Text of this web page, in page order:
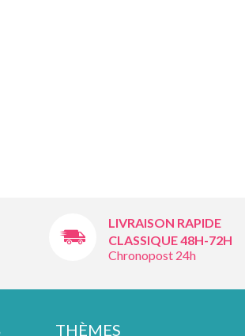
LIVRAISON RAPIDE
CLASSIQUE 48H-72H
Chronopost 24h
THÈMES